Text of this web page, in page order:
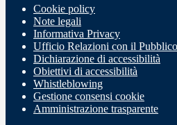
Cookie policy
Note legali
Informativa Privacy
Ufficio Relazioni con il Pubblico
Dichiarazione di accessibilità
Obiettivi di accessibilità
Whistleblowing
Gestione consensi cookie
Amministrazione trasparente